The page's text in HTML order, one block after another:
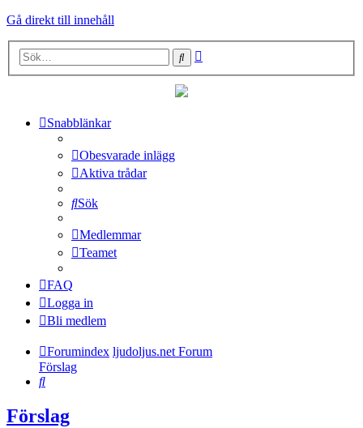
Gå direkt till innehåll
Sök
Snabblänkar
Obesvarade inlägg
Aktiva trådar
Sök
Medlemmar
Teamet
FAQ
Logga in
Bli medlem
Forumindex ljudoljus.net Forum
Förslag
Sök
Förslag